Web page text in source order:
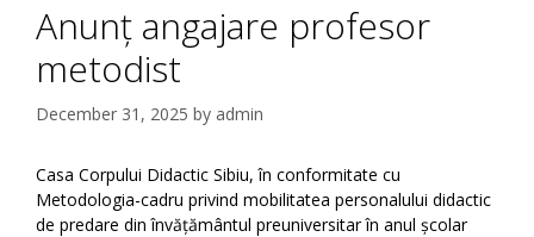
Anunț angajare profesor
metodist
December 31, 2025 by admin
Casa Corpului Didactic Sibiu, în conformitate cu
Metodologia-cadru privind mobilitatea personalului didactic
de predare din învățământul preuniversitar în anul școlar